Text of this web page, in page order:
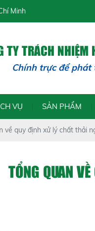
Minh
TY TRÁCH NHIỆM
trực để phát triển
VỤ SẢN PHẨM
về quy định xử lý chất thải
TỔNG QUAN